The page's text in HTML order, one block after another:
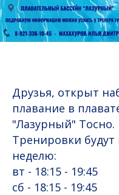
Друзья, открыт
плавание в
"Лазурный" Тосно.
Тренировки будут
неделю:
вт - 18:15 - 19:45
сб - 18:15 - 19:45